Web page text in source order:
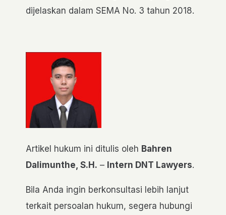
dijelaskan dalam SEMA No. 3 tahun 2018.
Artikel hukum ini ditulis oleh Bahren
Dalimunthe, S.H. – Intern DNT Lawyers.
Bila Anda ingin berkonsultasi lebih lanjut
terkait persoalan hukum, segera hubungi